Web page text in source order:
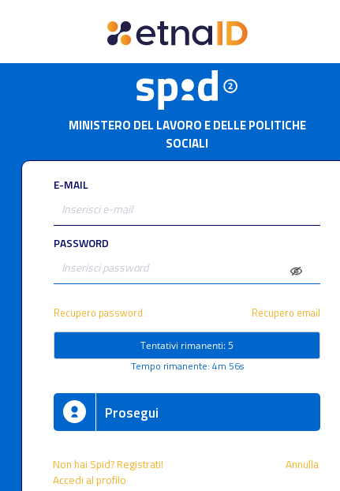
MINISTERO DEL LAVORO E DELLE POLITICHE
SOCIALI
E-MAIL
PASSWORD
Recupero password Recupero email
Tentativi rimanenti: 5
Tempo rimanente: 4m 56s
Prosegui
Non hai Spid? Registrati!
Accedi al profilo
Annulla